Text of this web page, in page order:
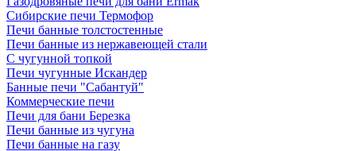
Сибирские печи Термофор
Печи банные толстостенные
Печи банные из нержавеющей стали
С чугунной топкой
Печи чугунные Искандер
Банные печи "Сабантуй"
Коммерческие печи
Печи для бани Березка
Печи банные из чугуна
Печи банные на газу